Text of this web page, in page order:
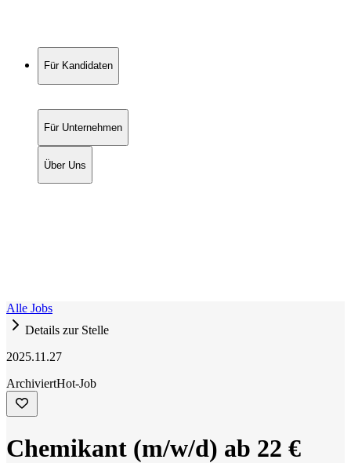
Für Kandidaten
Für Unternehmen
Über Uns
Alle Jobs
Details zur Stelle
2025.11.27
ArchiviertHot-Job
Chemikant (m/w/d) ab 22 €